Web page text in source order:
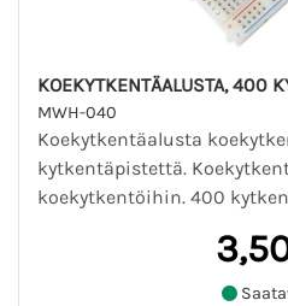
KOEKYTKENTÄALUSTA, 400
MWH-040
Koekytkentäalusta
kytkentäpistettä.
koekytkentöihin. 400